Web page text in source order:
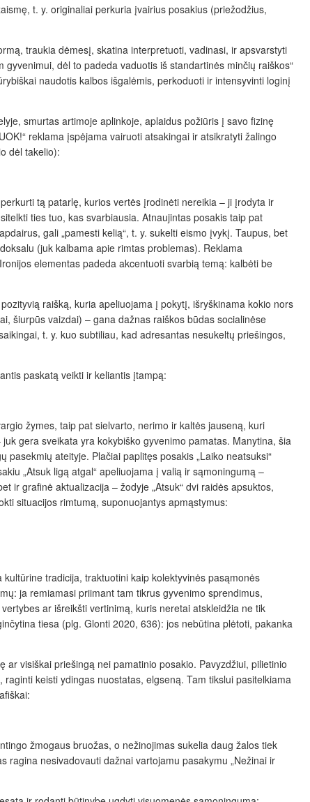
t. y. originaliai perkuria įvairius posakius (priežodžius,
traukia dėmesį, skatina interpretuoti, vadinasi, ir apsvarstyti
dėl to padeda vaduotis iš standartinės minčių raiškos“
naudotis kalbos išgalėmis, perkoduoti ir intensyvinti loginį
smurtas artimoje aplinkoje, aplaidus požiūris į savo fizinę
reklama įspėjama vairuoti atsakingai ir atsikratyti žalingo
dėl takelio):
tą patarlę, kurios vertės įrodinėti nereikia – ji įrodyta ir
ties tuo, kas svarbiausia. Atnaujintas posakis taip pat
gali „pamesti kelią“, t. y. sukelti eismo įvykį. Taupus, bet
(juk kalbama apie rimtas problemas). Reklama
elementas padeda akcentuoti svarbią temą: kalbėti be
raišką, kuria apeliuojama į pokytį, išryškinama kokio nors
šiurpūs vaizdai) – gana dažnas raiškos būdas socialinėse
t. y. kuo subtiliau, kad adresantas nesukeltų priešingos,
paskatą veikti ir keliantis įtampą:
žymes, taip pat sielvarto, nerimo ir kaltės jauseną, kuri
gera sveikata yra kokybiško gyvenimo pamatas. Manytina, šia
ateityje. Plačiai paplitęs posakis „Laiko neatsuksi“
„Atsuk ligą atgal“ apeliuojama į valią ir sąmoningumą –
ir grafinė aktualizacija – žodyje „Atsuk“ dvi raidės apsuktos,
situacijos rimtumą, suponuojantys apmąstymus:
tradicija, traktuotini kaip kolektyvinės pasąmonės
ja remiamasi priimant tam tikrus gyvenimo sprendimus,
ar išreikšti vertinimą, kuris neretai atskleidžia ne tik
tiesa (plg. Glonti 2020, 636): jos nebūtina plėtoti, pakanka
visiškai priešingą nei pamatinio posakio. Pavyzdžiui, pilietinio
keisti ydingas nuostatas, elgseną. Tam tikslui pasitelkiama
žmogaus bruožas, o nežinojimas sukelia daug žalos tiek
nesivadovauti dažnai vartojamu pasakymu „Nežinai ir